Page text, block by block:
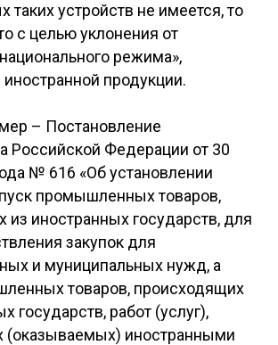
таких устройств не имеется, то
с целью уклонения от
режима»,
продукции.
– Постановление
Российской Федерации от 30
№ 616 «Об установлении
промышленных товаров,
из иностранных государств, для
закупок для
и муниципальных нужд, а
товаров, происходящих
государств, работ (услуг),
иностранными